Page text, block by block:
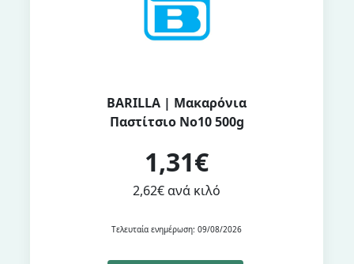
BARILLA | Μακαρόνια
Παστίτσιο Νο10 500g
1,31€
2,62€ ανά κιλό
Τελευταία ενημέρωση: 09/08/2026